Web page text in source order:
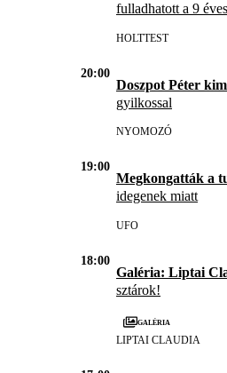
fulladhatott a 9
HOLTTEST
20:00
Doszpot Péter
gyilkossal
NYOMOZÓ
19:00
Megkongatták a
idegenek miatt
UFO
18:00
Galéria: Liptai
sztárok!
Galéria
LIPTAI CLAUDIA